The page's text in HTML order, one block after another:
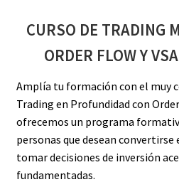
CURSO DE TRADING
ORDER FLOW Y
Amplía tu formación con el muy
Trading en Profundidad con
ofrecemos un programa
personas que desean
tomar decisiones de inversión
fundamentadas.